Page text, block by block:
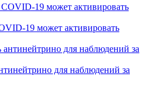
и говорит: "Алиса, сделай
с целью повышения удобства его
сайта вы соглашаетесь с тем, что мы